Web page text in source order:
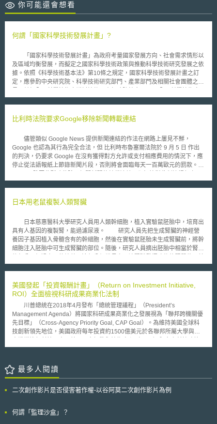
你可能還會想看
何謂「國家科學技術發展計畫」?
「國家科學技術發展計畫」為政府考量國家發展方向、社會需求情形以
及區域均衡發展，而擬定之國家科學技術政策與推動科學技術研究發展之依
據。依照《科學技術基本法》第10條之規定，國家科學技術發展計畫之訂
定，應參酌中央研究院、科學技術研究部門、產業部門及相關社會團體之意
議每四年召開一次，最近一次會議為2013年的「第九次全國科技會議」，
技發展提出7項目標、27項策略及58項重要措施。7項目標包括：提升臺灣
游產業、推動由上而下的科技計畫、提升臺灣科技產業創新動能、解決臺灣
的科技人才危機等。
比利時法院要求Google移除新聞轉載連結
儘管類似 Google News 提供新聞連結的作法在網路上屢見不鮮，
Google 也認為其行為完全合法，但 比利時布魯塞爾法院於 9 月 5 日 作出
的判決，仍要求 Google 在沒有獲得對方允許或支付相應費用的情況下，應
停止從法語報紙上節錄新聞片段，否則將會面臨每天一百萬歐元的罰款。
訴。 該案法官指出， Google 在這些報章媒體網站更新相關新聞後，才
違反比利時有關資料庫的法律。除了移除轉載連結外，法院也要求 Google
元的罰款。 這起控告 Google 的訴訟是由比利時出版集團 Copiepresse
所提起的，該集團代表比利時境內多家法語及德語報社，亦為一管理比利時
法語及德語媒體著作權的專門機構。
日本用老鼠複製人類腎臟
日本慈惠醫科大學研究人員用人類幹細胞，植入實驗鼠胚胎中，培育出
具有人基因的複製腎，能過濾尿液。 研究人員先把生成腎臟的神經營
養因子基因植入骨髓含有的幹細胞，然後在實驗鼠胚胎未生成腎臟前，將幹
細胞注入胚胎中可生成腎臟的部位。隨後，研究人員摘出胚胎中相當於腎臟
周圍的腎間質。基因檢查結果確認該腎臟是由人的骨髓幹細胞生成。研究人
長到一百五十毫克。 利用骨髓幹細胞進行再生醫療，生成皮膚和軟骨
等已經進入實用階段，但利用動物再生人類器官還沒有先例。參加研究的橫
尾隆認為，從理論上說，用這種方法生成的器官不會發生排異反應。除腎臟
外，這種方法還可用來生成胰腺和肝臟。
美國發起「投資報酬計畫」（Return on Investment Initiative,
ROI）全面檢視科研成果商業化法制
川普總統在2018年4月發布「總統管理議程」（President’s
Management Agenda）將國家科研成果商業化之發展視為「聯邦跨機關優
先目標」（Cross-Agency Priority Goal, CAP Goal）。為維持美國全球科
技創新領先地位，美國政府每年投資約1500億美元於各聯邦所屬大學與研
辦公室（OSTP）聯合發起「投資報酬計畫」（Return on Investment
Innovation），讓政府投資預算發揮科研補助之最大效益。 計畫目的包
括：1.評估現行政府從事技術移轉指導原則，檢視應予以維持與待改革之
支持科研創新產官學合作模式與技轉機制；4.有效移除技轉阻礙以利加速技
指標成效；6.創造激勵學研機構提升技轉成效之誘因。 NIST調查指
最多人閱讀
二次創作影片是否侵害著作權-以谷阿莫二次創作影片為例
何謂「監理沙盒」？